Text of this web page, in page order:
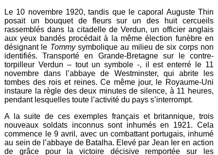
Le 10 novembre 1920, tandis que le caporal Auguste Thin
posait un bouquet de fleurs sur un des huit cercueils
rassemblés dans la citadelle de Verdun, un officier anglais
aux yeux bandés procédait à la même élection funèbre en
désignant le Tommysymbolique au milieu de six corps non
identifiés. Transporté en Grande-Bretagne sur le contre-
torpilleur Verdun – tout un symbole -, il est enterré le 11
novembre dans l’abbaye de Westminster, qui abrite les
tombes des rois et reines. Ce même jour, le Royaume-Uni
instaure la règle des deux minutes de silence, à 11 heures,
pendant lesquelles toute l’activité du pays s’interrompt.
A la suite de ces exemples français et britannique, trois
nouveaux soldats inconnus sont inhumés en 1921. Cela
commence le 9 avril, avec un combattant portugais, inhumé
au sein de l’abbaye de Batalha. Elevé par Jean Ier en action
de grâce pour la victoire décisive remportée sur les